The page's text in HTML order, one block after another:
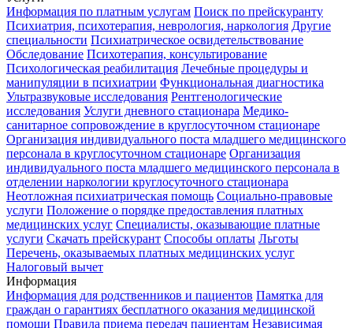
Информация по платным услугам Поиск по прейскуранту
Психиатрия, психотерапия, неврология, наркология Другие
специальности Психиатрическое освидетельствование
Обследование Психотерапия, консультирование
Психологическая реабилитация Лечебные процедуры и
манипуляции в психиатрии Функциональная диагностика
Ультразвуковые исследования Рентгенологические
исследования Услуги дневного стационара Медико-
санитарное сопровождение в круглосуточном стационаре
Организация индивидуального поста младшего медицинского
персонала в круглосуточном стационаре Организация
индивидуального поста младшего медицинского персонала в
отделении наркологии круглосуточного стационара
Неотложная психиатрическая помощь Социально-правовые
услуги Положение о порядке предоставления платных
медицинских услуг Специалисты, оказывающие платные
услуги Скачать прейскурант Способы оплаты Льготы
Перечень, оказываемых платных медицинских услуг
Налоговый вычет
Информация
Информация для родственников и пациентов Памятка для
граждан о гарантиях бесплатного оказания медицинской
помощи Правила приема передач пациентам Независимая